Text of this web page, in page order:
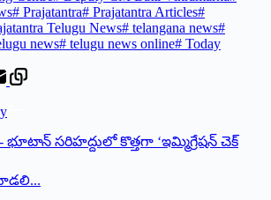
# Prajatantra# Prajatantra Articles#
Telugu News# telangana news#
news# telugu news online# Today
స‌రిహ‌ద్దులో కొత్త‌గా ‘ఇమ్మిగ్రేషన్ చెక్